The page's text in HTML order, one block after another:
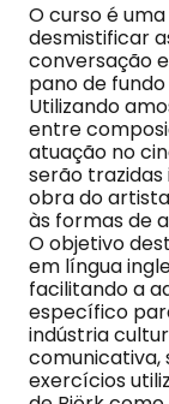
O curso é
desmistificar
conversação
pano de
Utilizando
entre
atuação no
serão
obra do
às formas de
O objetivo
em língua
facilitando a
específico
indústria
comunicativa,
exercícios